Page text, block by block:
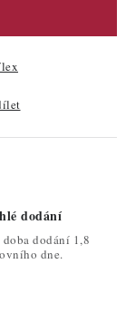
dodání
doba dodání 1,8
dne.